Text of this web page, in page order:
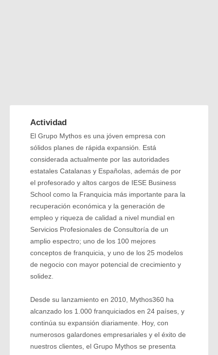
Actividad
El Grupo Mythos es una jóven empresa con
sólidos planes de rápida expansión. Está
considerada actualmente por las autoridades
estatales Catalanas y Españolas, además de por
el profesorado y altos cargos de IESE Business
School como la Franquicia más importante para la
recuperación económica y la generación de
empleo y riqueza de calidad a nivel mundial en
Servicios Profesionales de Consultoría de un
amplio espectro; uno de los 100 mejores
conceptos de franquicia, y uno de los 25 modelos
de negocio con mayor potencial de crecimiento y
solidez.
Desde su lanzamiento en 2010, Mythos360 ha
alcanzado los 1.000 franquiciados en 24 países, y
continúa su expansión diariamente. Hoy, con
numerosos galardones empresariales y el éxito de
nuestros clientes, el Grupo Mythos se presenta